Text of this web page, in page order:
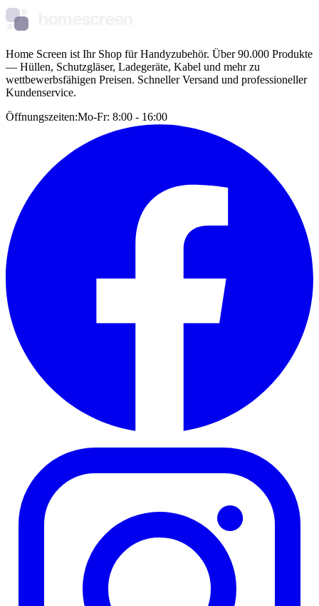
Home Screen ist Ihr Shop für Handyzubehör. Über 90.000 Produkte
— Hüllen, Schutzgläser, Ladegeräte, Kabel und mehr zu
wettbewerbsfähigen Preisen. Schneller Versand und professioneller
Kundenservice.
Öffnungszeiten:Mo-Fr: 8:00 - 16:00